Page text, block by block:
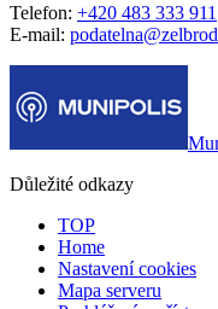
Telefon: +420 483 333 911
E-mail:
Důležité odkazy
TOP
Home
Nastavení cookies
Mapa serveru